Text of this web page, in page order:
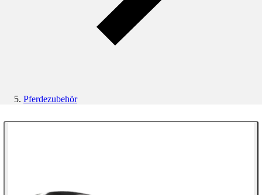
Pferdezubehör